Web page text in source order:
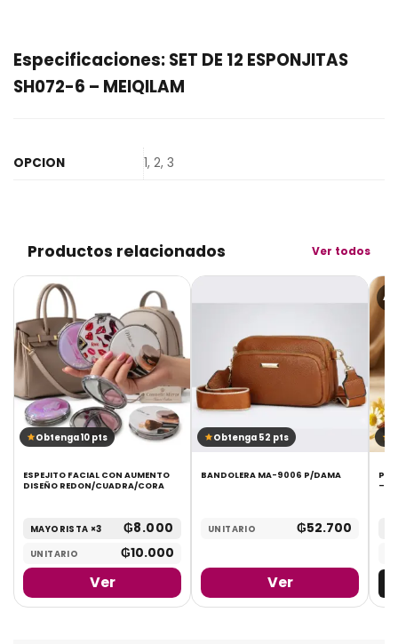
Especificaciones: SET DE 12 ESPONJITAS
SH072-6 – MEIQILAM
OPCION 1, 2, 3
Productos relacionados Ver todos
Obtenga 10 pts
ESPEJITO FACIAL CON AUMENTO
DISEÑO REDON/CUADRA/CORA
MAYORISTA ×3 ₲8.000
UNITARIO ₲10.000
Ver
Obtenga 52 pts
BANDOLERA MA-9006 P/DAMA
UNITARIO ₲52.700
Ver
–